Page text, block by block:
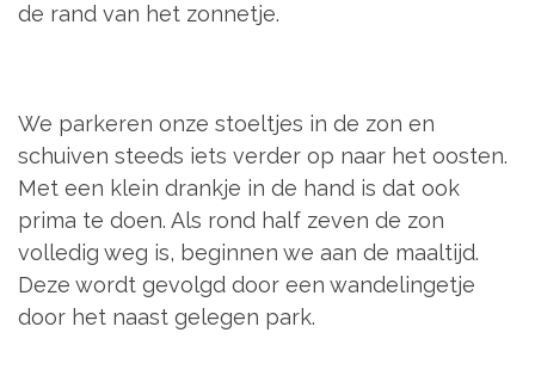
de rand van het zonnetje.
We parkeren onze stoeltjes in de zon en
schuiven steeds iets verder op naar het oosten.
Met een klein drankje in de hand is dat ook
prima te doen. Als rond half zeven de zon
volledig weg is, beginnen we aan de maaltijd.
Deze wordt gevolgd door een wandelingetje
door het naast gelegen park.